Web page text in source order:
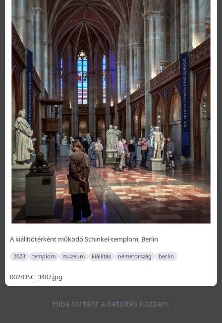
A kiállítótérként működő Schinkel-templom, Berlin
2023 templom múzeum kiállítás németország berlin
002/DSC_3407.jpg
Hiba történt a betöltés közben.